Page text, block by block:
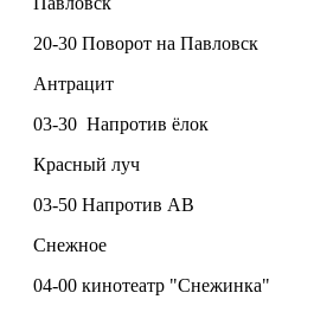
20-30 Поворот на Павловск
Антрацит
03-30 Напротив ёлок
Красный луч
03-50 Напротив АВ
Снежное
04-00 кинотеатр "Снежинка"